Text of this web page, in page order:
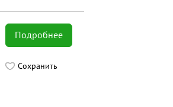
Подробнее
Сохранить